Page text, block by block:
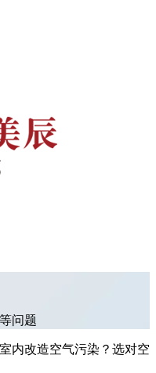
问题
内改造空气污染？选对空